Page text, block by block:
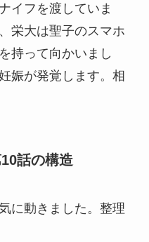
イフを渡していま
栄大は聖子のスマホ
持って向かいまし
娠が発覚します。相
話の構造
に動きました。整理